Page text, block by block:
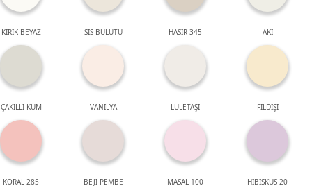
KIRIK BEYAZ SİS BULUTU HASIR 345 AKİ
ÇAKILLI KUM VANİLYA LÜLETAŞI FİLDİŞİ
KORAL 285 BEJİ PEMBE MASAL 100 HİBİSKUS 20